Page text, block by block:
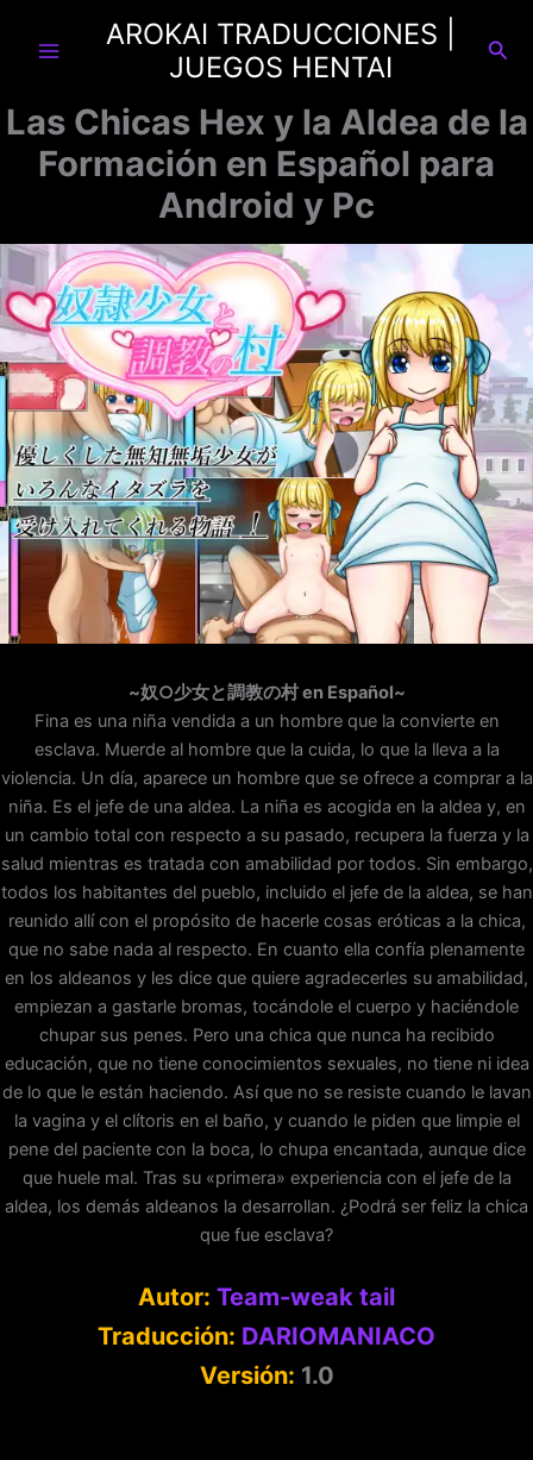
AROKAI TRADUCCIONES |
JUEGOS HENTAI
Las Chicas Hex y la Aldea de la
Formación en Español para
Android y Pc
~奴○少女と調教の村 en Español~
Fina es una niña vendida a un hombre que la convierte en
esclava. Muerde al hombre que la cuida, lo que la lleva a la
violencia. Un día, aparece un hombre que se ofrece a comprar a la
niña. Es el jefe de una aldea. La niña es acogida en la aldea y, en
un cambio total con respecto a su pasado, recupera la fuerza y la
salud mientras es tratada con amabilidad por todos. Sin embargo,
todos los habitantes del pueblo, incluido el jefe de la aldea, se han
reunido allí con el propósito de hacerle cosas eróticas a la chica,
que no sabe nada al respecto. En cuanto ella confía plenamente
en los aldeanos y les dice que quiere agradecerles su amabilidad,
empiezan a gastarle bromas, tocándole el cuerpo y haciéndole
chupar sus penes. Pero una chica que nunca ha recibido
educación, que no tiene conocimientos sexuales, no tiene ni idea
de lo que le están haciendo. Así que no se resiste cuando le lavan
la vagina y el clítoris en el baño, y cuando le piden que limpie el
pene del paciente con la boca, lo chupa encantada, aunque dice
que huele mal. Tras su «primera» experiencia con el jefe de la
aldea, los demás aldeanos la desarrollan. ¿Podrá ser feliz la chica
que fue esclava?
Autor: Team-weak tail
Traducción: DARIOMANIACO
Versión: 1.0